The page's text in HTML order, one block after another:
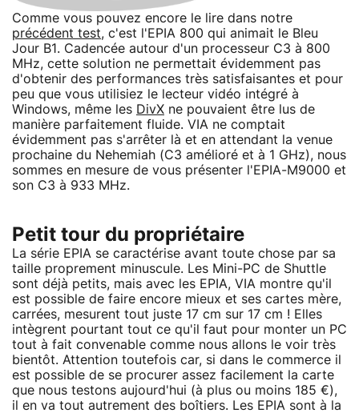
Comme vous pouvez encore le lire dans notre
précédent test, c'est l'EPIA 800 qui animait le Bleu
Jour B1. Cadencée autour d'un processeur C3 à 800
MHz, cette solution ne permettait évidemment pas
d'obtenir des performances très satisfaisantes et pour
peu que vous utilisiez le lecteur vidéo intégré à
Windows, même les DivX ne pouvaient être lus de
manière parfaitement fluide. VIA ne comptait
évidemment pas s'arrêter là et en attendant la venue
prochaine du Nehemiah (C3 amélioré et à 1 GHz), nous
sommes en mesure de vous présenter l'EPIA-M9000 et
son C3 à 933 MHz.
Petit tour du propriétaire
La série EPIA se caractérise avant toute chose par sa
taille proprement minuscule. Les Mini-PC de Shuttle
sont déjà petits, mais avec les EPIA, VIA montre qu'il
est possible de faire encore mieux et ses cartes mère,
carrées, mesurent tout juste 17 cm sur 17 cm ! Elles
intègrent pourtant tout ce qu'il faut pour monter un PC
tout à fait convenable comme nous allons le voir très
bientôt. Attention toutefois car, si dans le commerce il
est possible de se procurer assez facilement la carte
que nous testons aujourd'hui (à plus ou moins 185 €),
il en va tout autrement des boîtiers. Les EPIA sont à la